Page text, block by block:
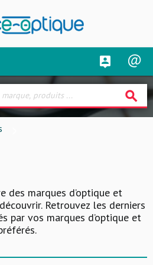
search
des marques d’optique et
Retrouvez les derniers
par vos marques d’optique et